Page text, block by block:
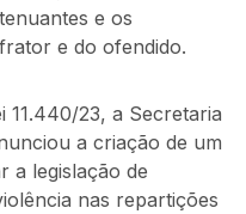
e os
e do ofendido.
11.440/23, a Secretaria
a criação de um
a legislação de
nas repartições